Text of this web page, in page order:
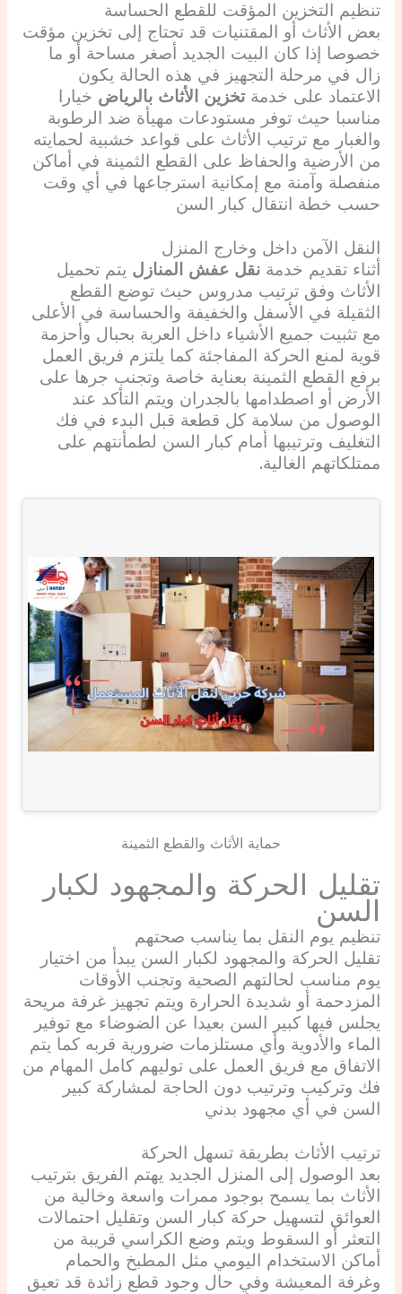
تنظيم التخزين المؤقت للقطع الحساسة
بعض الأثاث أو المقتنيات قد تحتاج إلى تخزين مؤقت
خصوصا إذا كان البيت الجديد أصغر مساحة أو ما
زال في مرحلة التجهيز في هذه الحالة يكون
الاعتماد على خدمةتخزين الأثاث بالرياض خيارا
مناسبا حيث توفر مستودعات مهيأة ضد الرطوبة
والغبار مع ترتيب الأثاث على قواعد خشبية لحمايته
من الأرضية والحفاظ على القطع الثمينة في أماكن
منفصلة وآمنة مع إمكانية استرجاعها في أي وقت
حسب خطة انتقال كبار السن
النقل الآمن داخل وخارج المنزل
أثناء تقديم خدمة نقل عفش المنازل يتم تحميل
الأثاث وفق ترتيب مدروس حيث توضع القطع
الثقيلة في الأسفل والخفيفة والحساسة في الأعلى
مع تثبيت جميع الأشياء داخل العربة بحبال وأحزمة
قوية لمنع الحركة المفاجئة كما يلتزم فريق العمل
برفع القطع الثمينة بعناية خاصة وتجنب جرها على
الأرض أو اصطدامها بالجدران ويتم التأكد عند
الوصول من سلامة كل قطعة قبل البدء في فك
التغليف وترتيبها أمام كبار السن لطمأنتهم على
ممتلكاتهم الغالية.
حماية الأثاث والقطع الثمينة
تقليل الحركة والمجهود لكبار
السن
تنظيم يوم النقل بما يناسب صحتهم
تقليل الحركة والمجهود لكبار السن يبدأ من اختيار
يوم مناسب لحالتهم الصحية وتجنب الأوقات
المزدحمة أو شديدة الحرارة ويتم تجهيز غرفة مريحة
يجلس فيها كبير السن بعيدا عن الضوضاء مع توفير
الماء والأدوية وأي مستلزمات ضرورية قربه كما يتم
الاتفاق مع فريق العمل على توليهم كامل المهام من
فك وتركيب وترتيب دون الحاجة لمشاركة كبير
السن في أي مجهود بدني
ترتيب الأثاث بطريقة تسهل الحركة
بعد الوصول إلى المنزل الجديد يهتم الفريق بترتيب
الأثاث بما يسمح بوجود ممرات واسعة وخالية من
العوائق لتسهيل حركة كبار السن وتقليل احتمالات
التعثر أو السقوط ويتم وضع الكراسي قريبة من
أماكن الاستخدام اليومي مثل المطبخ والحمام
وغرفة المعيشة وفي حال وجود قطع زائدة قد تعيق